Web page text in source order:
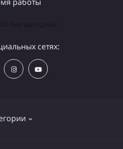
сетях: